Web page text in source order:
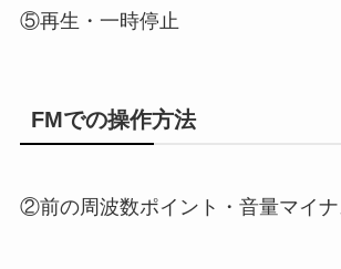
⑤再生・一時停止
FMでの操作方法
②前の周波数ポイント・音量マイナ